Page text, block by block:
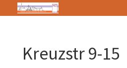
Kreuzstr 9-15